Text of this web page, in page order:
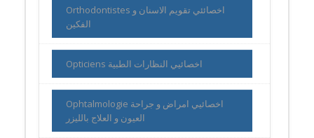
Orthodontistes اخصائئي تقويم الاسنان و
الفكين
Opticiens اخصائيي النظارات الطبية
Ophtalmologie اخصائيي امراض و جراحة
العيون و العلاج بالليزر